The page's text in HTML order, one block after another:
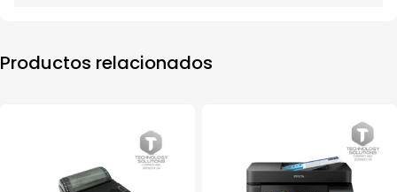
Productos relacionados